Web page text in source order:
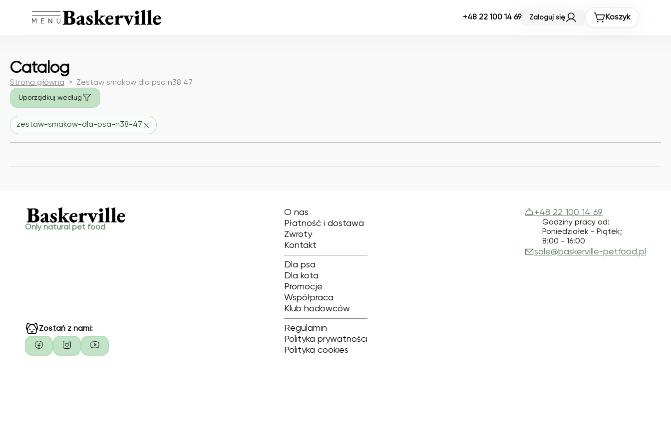
+48 22 100 14 69 Zaloguj się Koszyk
Catalog
Strona główna Zestaw smakow dla psa n38 47
Uporządkuj według
zestaw-smakow-dla-psa-n38-47
Only natural pet food
Zostań z nami:
O nas
Płatność i dostawa
Zwroty
Kontakt
Dla psa
Dla kota
Promocje
Współpraca
Klub hodowców
Regulamin
Polityka prywatności
Polityka cookies
+48 22 100 14 69
Godziny pracy od:
Poniedziałek - Piątek;
8:00 - 16:00
sale@baskerville-petfood.pl